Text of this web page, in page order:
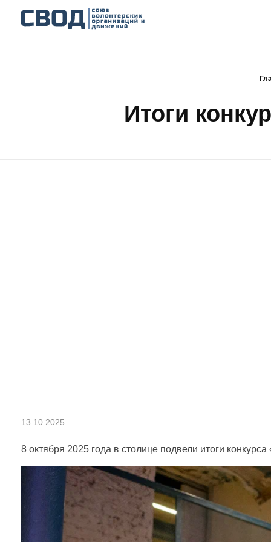
Итоги
И
т
13.10.2025
8 октября 2025 года в столице подвели итоги